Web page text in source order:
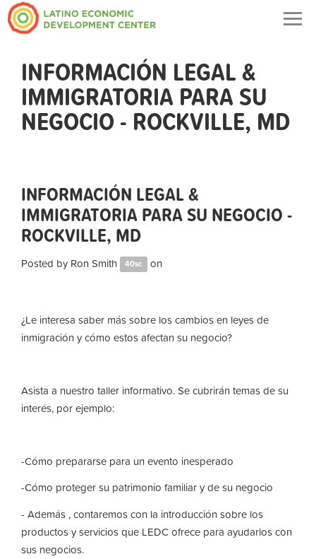
INFORMACIÓN LEGAL &
IMMIGRATORIA PARA SU
NEGOCIO - ROCKVILLE, MD
INFORMACIÓN LEGAL &
IMMIGRATORIA PARA SU NEGOCIO -
ROCKVILLE, MD
Posted by Ron Smith 40sc on
¿Le interesa saber más sobre los cambios en leyes de
inmigración y cómo estos afectan su negocio?
Asista a nuestro taller informativo. Se cubrirán temas de su
interés, por ejemplo:
-Cómo prepararse para un evento inesperado
-Cómo proteger su patrimonio familiar y de su negocio
- Además , contaremos con la introducción sobre los
productos y servicios que LEDC ofrece para ayudarlos con
sus negocios.